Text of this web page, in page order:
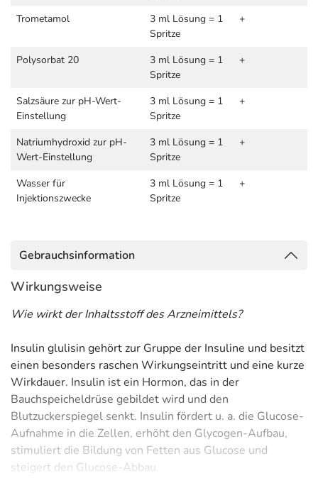
Trometamol
3 ml Lösung = 1
Spritze
+
Polysorbat 20
3 ml Lösung = 1
Spritze
+
Salzsäure zur pH-Wert-
Einstellung
3 ml Lösung = 1
Spritze
+
Natriumhydroxid zur pH-
Wert-Einstellung
3 ml Lösung = 1
Spritze
+
Wasser für
Injektionszwecke
3 ml Lösung = 1
Spritze
+
Gebrauchsinformation
Wirkungsweise
Wie wirkt der Inhaltsstoff des Arzneimittels?
Insulin glulisin gehört zur Gruppe der Insuline und besitzt
einen besonders raschen Wirkungseintritt und eine kurze
Wirkdauer. Insulin ist ein Hormon, das in der
Bauchspeicheldrüse gebildet wird und den
Blutzuckerspiegel senkt. Insulin fördert u. a. die Glucose-
Aufnahme in die Zellen, erhöht den Glycogen-Aufbau,
stimuliert die Bildung von Fetten aus Glucose und
steigert den Glucose-Abbau.